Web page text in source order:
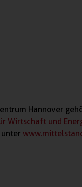
Hannover
Wirtschaft und
unter